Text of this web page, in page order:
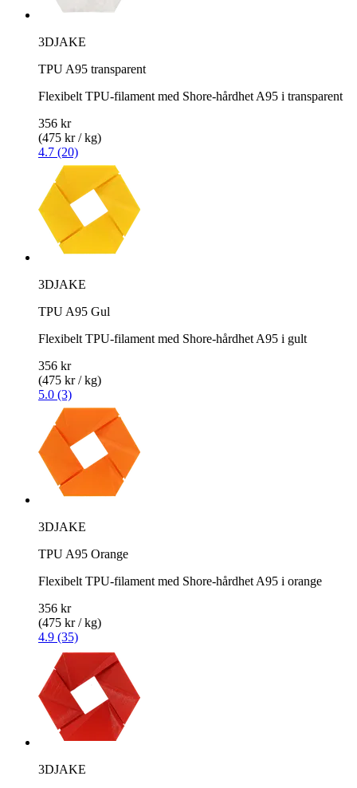
3DJAKE
TPU A95 transparent
Flexibelt TPU-filament med Shore-hårdhet A95 i transparent
356 kr
(475 kr / kg)
4.7 (20)
3DJAKE
TPU A95 Gul
Flexibelt TPU-filament med Shore-hårdhet A95 i gult
356 kr
(475 kr / kg)
5.0 (3)
3DJAKE
TPU A95 Orange
Flexibelt TPU-filament med Shore-hårdhet A95 i orange
356 kr
(475 kr / kg)
4.9 (35)
3DJAKE